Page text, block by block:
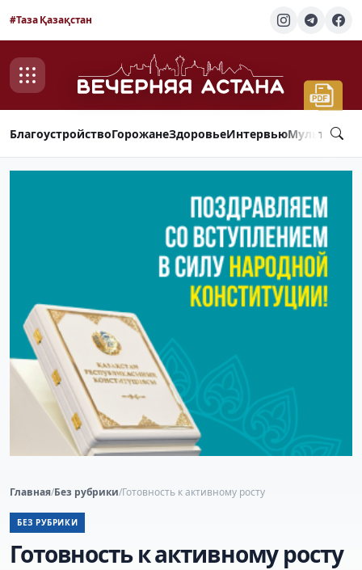
#Таза Қазақстан
БлагоустройствоГорожанеЗдоровьеИнтервью
Главная/Без рубрики/Готовность к активному росту
БЕЗ РУБРИКИ
Готовность к активному росту